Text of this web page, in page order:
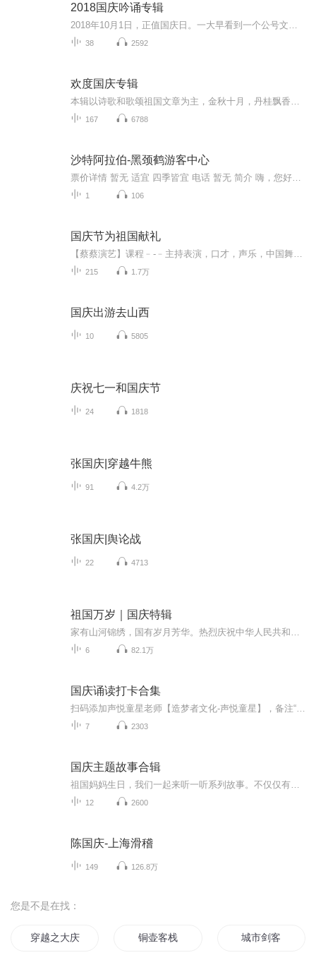
2018国庆吟诵专辑
38 2592
欢度国庆专辑
167 6788
沙特阿拉伯-黑颈鹤游客中心
1 106
国庆节为祖国献礼
215 1.7万
国庆出游去山西
10 5805
庆祝七一和国庆节
24 1818
张国庆|穿越牛熊
91 4.2万
张国庆|舆论战
22 4713
祖国万岁｜国庆特辑
6 82.1万
国庆诵读打卡合集
7 2303
国庆主题故事合辑
12 2600
陈国庆-上海滑稽
149 126.8万
您是不是在找：
穿越之大庆帝国 铜壶客栈 城市剑客